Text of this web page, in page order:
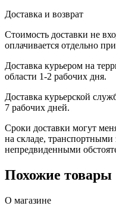
Доставка и возврат
Стоимость доставки не
оплачивается отдельно
Доставка курьером на
области 1-2 рабочих дня.
Доставка курьерской
7 рабочих дней.
Сроки доставки могут
на складе,
непредвиденными
Похожие товары
О магазине